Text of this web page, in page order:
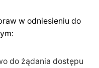
w odniesieniu do
do żądania dostępu